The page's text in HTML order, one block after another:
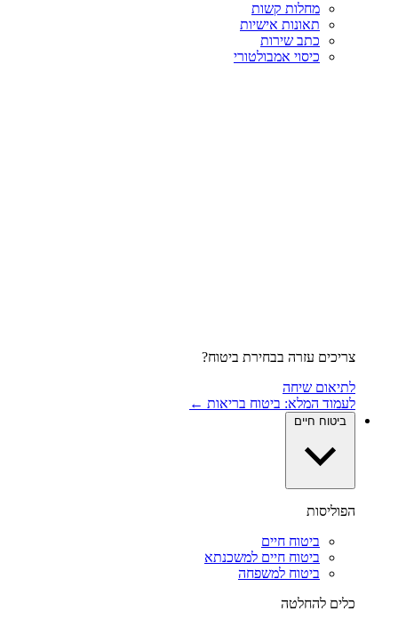
מחלות קשות
תאונות אישיות
כתב שירות
כיסוי אמבולטורי
צריכים עזרה בבחירת ביטוח?
לתיאום שיחה
לעמוד המלא: ביטוח בריאות ←
ביטוח חיים
הפוליסות
ביטוח חיים
ביטוח חיים למשכנתא
ביטוח למשפחה
כלים להחלטה